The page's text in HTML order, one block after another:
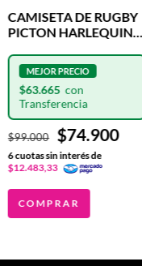
CAMISETA DE RUGBY
PICTON HARLEQUINS
$99.000 $74.900
$63.665
6cuotas sin interés de
$12.483,33
COMPRAR